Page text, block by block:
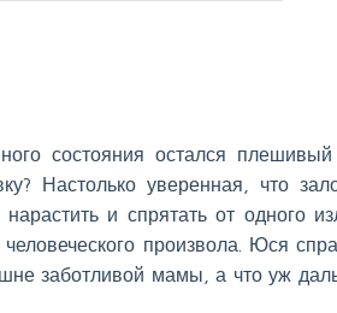
состояния остался
Настолько уверенная, что
и спрятать от одного
произвола. Юся
заботливой мамы, а что уж